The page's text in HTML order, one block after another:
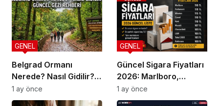
Belgrad Ormanı
Nerede? Nasıl Gidilir?
Güncel Gezi Rehberi
GENEL
1 ay önce
Güncel Sigara Fiyatları
2026: Marlboro,
Parliament, Winston,
Camel ve Tüm Sigara
GENEL
1 ay önce